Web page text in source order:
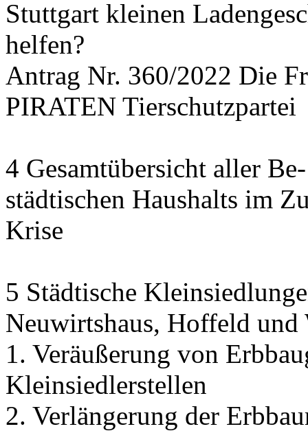
Stuttgart kleinen
helfen?
Antrag Nr. 360/2022 Die
PIRATEN Tierschutzpartei
4 Gesamtübersicht aller
städtischen Haushalts im
Krise
5 Städtische
Neuwirtshaus, Hoffeld und
1. Veräußerung von
Kleinsiedlerstellen
2. Verlängerung der